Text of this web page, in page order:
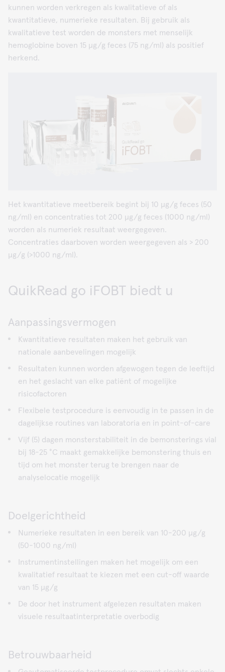
kunnen worden verkregen als kwalitatieve of als
kwantitatieve, numerieke resultaten. Bij gebruik als
kwalitatieve test worden de monsters met menselijk
hemoglobine boven 15 μg/g feces (75 ng/ml) als positief
herkend.
Het kwantitatieve meetbereik begint bij 10 μg/g feces (50
ng/ml) en concentraties tot 200 μg/g feces (1000 ng/ml)
worden als numeriek resultaat weergegeven.
Concentraties daarboven worden weergegeven als > 200
μg/g (>1000 ng/ml).
QuikRead go iFOBT biedt u
Aanpassingsvermogen
Kwantitatieve resultaten maken het gebruik van
nationale aanbevelingen mogelijk
Resultaten kunnen worden afgewogen tegen de leeftijd
en het geslacht van elke patiënt of mogelijke
risicofactoren
Flexibele testprocedure is eenvoudig in te passen in de
dagelijkse routines van laboratoria en in point-of-care
Vijf (5) dagen monsterstabiliteit in de bemonsterings vial
bij 18-25 °C maakt gemakkelijke bemonstering thuis en
tijd om het monster terug te brengen naar de
analyselocatie mogelijk
Doelgerichtheid
Numerieke resultaten in een bereik van 10-200 μg/g
(50-1000 ng/ml)
Instrumentinstellingen maken het mogelijk om een
kwalitatief resultaat te kiezen met een cut-off waarde
van 15 μg/g
De door het instrument afgelezen resultaten maken
visuele resultaatinterpretatie overbodig
Betrouwbaarheid